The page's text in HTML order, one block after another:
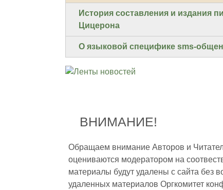
История составления и издания
Цицерона
О языковой специфике sms-
ВНИМАНИЕ!
Обращаем внимание Авторов и
оцениваются модератором на
материалы будут удалены с сайта без
удаленных материалов Оргкомитет